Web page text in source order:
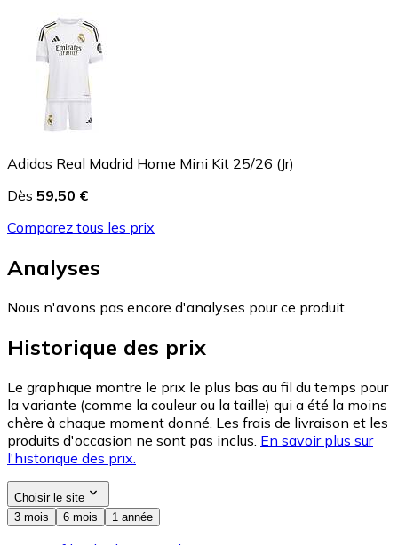
Adidas Real Madrid Home Mini Kit 25/26 (Jr)
Dès 59,50 €
Comparez tous les prix
Analyses
Nous n'avons pas encore d'analyses pour ce produit.
Historique des prix
Le graphique montre le prix le plus bas au fil du temps pour
la variante (comme la couleur ou la taille) qui a été la moins
chère à chaque moment donné. Les frais de livraison et les
produits d'occasion ne sont pas inclus. En savoir plus sur
l'historique des prix.
Choisir le site
3 mois
6 mois 1 année